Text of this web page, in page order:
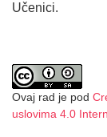
Učenici.
Ovaj rad je pod
uslovima 4.0